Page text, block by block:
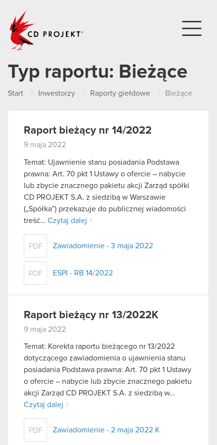
Typ raportu: Bieżące
Start Inwestorzy Raporty giełdowe Bieżące
Raport bieżący nr 14/2022
9 maja 2022
Temat: Ujawnienie stanu posiadania Podstawa
prawna: Art. 70 pkt 1 Ustawy o ofercie – nabycie
lub zbycie znacznego pakietu akcji Zarząd spółki
CD PROJEKT S.A. z siedzibą w Warszawie
(„Spółka”) przekazuje do publicznej wiadomości
treść… Czytaj dalej
PDF Zawiadomienie - 3 maja 2022
PDF ESPI - RB 14/2022
Raport bieżący nr 13/2022K
9 maja 2022
Temat: Korekta raportu bieżącego nr 13/2022
dotyczącego zawiadomienia o ujawnienia stanu
posiadania Podstawa prawna: Art. 70 pkt 1 Ustawy
o ofercie – nabycie lub zbycie znacznego pakietu
akcji Zarząd CD PROJEKT S.A. z siedzibą w…
Czytaj dalej
PDF Zawiadomienie - 2 maja 2022 K